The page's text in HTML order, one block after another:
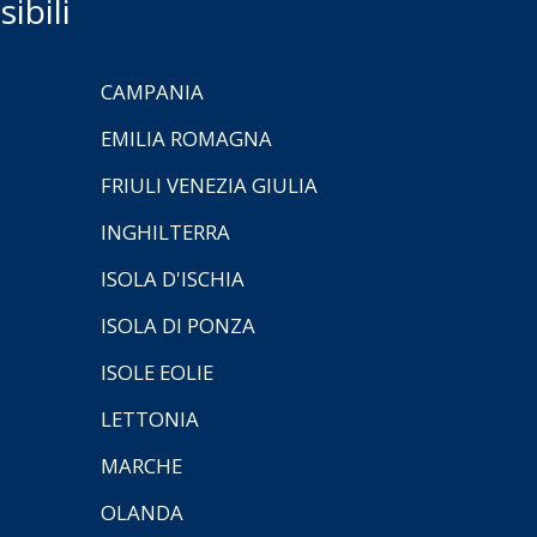
CAMPANIA
EMILIA ROMAGNA
FRIULI VENEZIA GIULIA
INGHILTERRA
ISOLA D'ISCHIA
ISOLA DI PONZA
ISOLE EOLIE
LETTONIA
MARCHE
OLANDA